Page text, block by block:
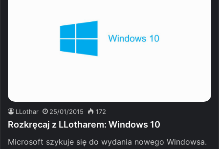
LLothar 25/01/2015 172
Rozkręcaj z LLotharem: Windows 10
Microsoft szykuje się do wydania nowego Windowsa.